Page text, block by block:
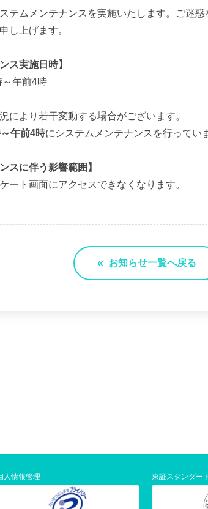
テムメンテナンスを実施いたします。ご迷
し上げます。
ス実施日時】
午前4時
により若干変動する場合がございます。
午前4時にシステムメンテナンスを行ってい
スに伴う影響範囲】
ート画面にアクセスできなくなります。
お知らせ一覧へ戻る
人情報管理 東証スタンダー